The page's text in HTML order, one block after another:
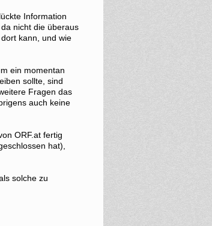
Information
nicht die überaus
kann, und wie
ein momentan
sollte, sind
Fragen das
auch keine
ORF.at fertig
hat),
solche zu